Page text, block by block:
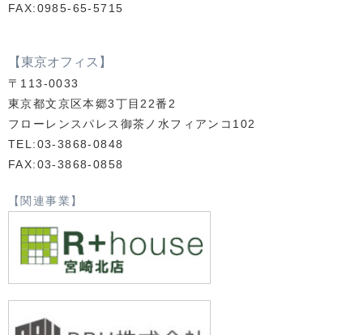
FAX:0985-65-5715
【東京オフィス】
〒113-0033
東京都文京区本郷3丁目22番2
フローレンスパレス御茶ノ水フィアンコ102
TEL:03-3868-0848
FAX:03-3868-0858
【関連事業】